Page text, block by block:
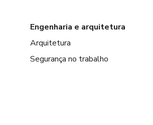
Engenharia e arquitetura
Arquitetura
Segurança no trabalho